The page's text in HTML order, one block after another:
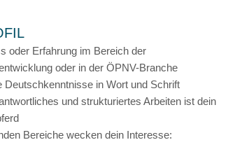
oder Erfahrung im Bereich der
oder in der ÖPNV-Branche
Deutschkenntnisse in Wort und Schrift
und strukturiertes Arbeiten ist dein
Bereiche wecken dein Interesse: